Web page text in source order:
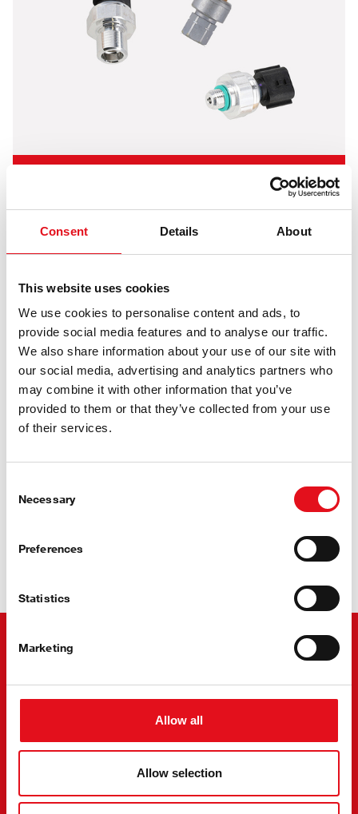
Consent Details About
This website uses cookies
We use cookies to personalise content and ads, to
provide social media features and to analyse our traffic.
We also share information about your use of our site with
our social media, advertising and analytics partners who
may combine it with other information that you’ve
provided to them or that they’ve collected from your use
of their services.
Selection
Necessary
Preferences
Statistics
Marketing
Allow all
Allow selection
Stay Cool